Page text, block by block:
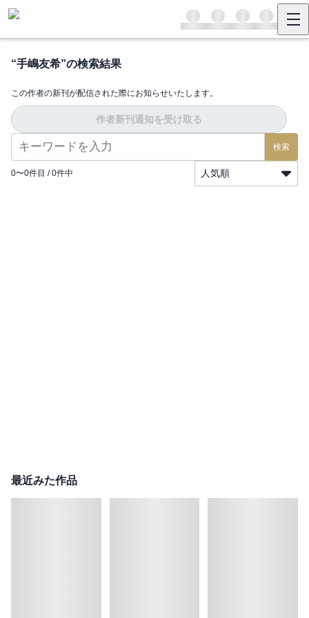
“手嶋友希”の検索結果
この作者の新刊が配信された際にお知らせいたします。
作者新刊通知を受け取る
検索
0〜0件目 / 0件中 人気順
最近みた作品